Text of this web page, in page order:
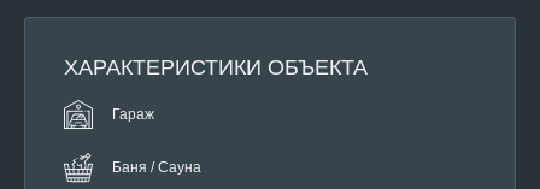
ХАРАКТЕРИСТИКИ ОБЪЕКТА
Гараж
Баня / Сауна